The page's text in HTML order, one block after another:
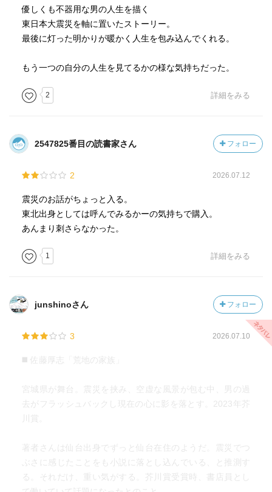
優しくも不器用な男の人生を描く
東日本大震災を軸に置いたストーリー。
最後に灯った明かりが暖かく人生を包み込んでくれる。
もう一つの自分の人生を見てるかの様な気持ちだった。
2 詳細をみる
2547825番目の読書家さん フォロー
2 2026.07.12
震災のお話がちょっと入る。
東北出身としては呼んでみるかーの気持ちで購入。
あんまり刺さらなかった。
1 詳細をみる
junshinoさん フォロー
3 2026.07.10
◼️ 佐藤厚志「荒地の家族」
宮城県が舞台。震災を挟み、空虚な風景が包む中、男の過
去がフラッシュバックし現在の心に影を落とす。2023年芥
著者さんは仙台出身でずっと仙台在住のようだ。震災でつ
ぶさに感じたことをも小説に落とし込んでいる、と推測す
る。それだけ、重い気がする。芥川賞受賞時、書店員とし